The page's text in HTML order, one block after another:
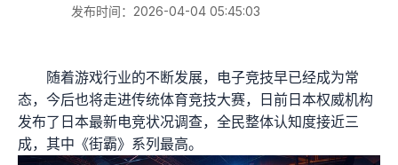
发布时间：2026-04-04 05:45:03
随着游戏行业的不断发展，电子竞技早已经成为常
态，今后也将走进传统体育竞技大赛，日前日本权威机构
发布了日本最新电竞状况调查，全民整体认知度接近三
成，其中《街霸》系列最高。